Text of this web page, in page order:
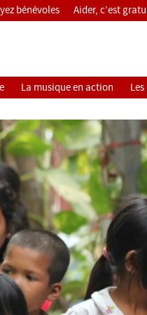
La musique en action
bénévoles Aider, c’est